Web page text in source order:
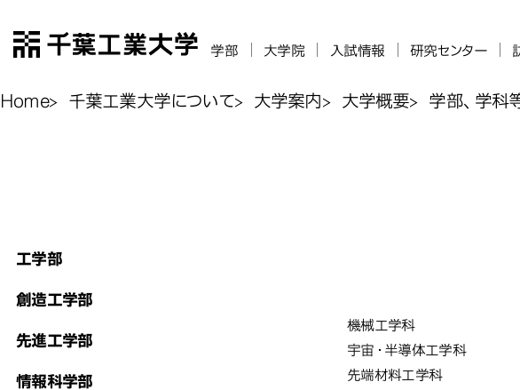
千葉工業大学
学部 大学院 入試情報 研究センター
Home 千葉工業大学について 大学案内 大学概要 学部、学科
的
的
工学部
創造工学部
先進工学部
情報科学部
学部・学科・研究
機械工学科
宇宙・半導体工学科
先端材料工学科